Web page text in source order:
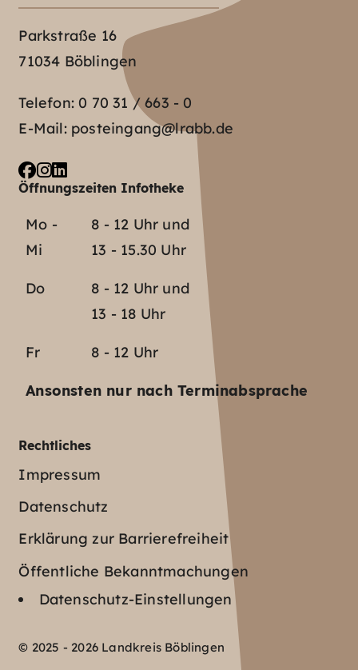
Parkstraße 16
71034 Böblingen
Telefon:0 70 31 / 663 - 0
E-Mail: posteingang@lrabb.de
Öffnungszeiten Infotheke
Mo -
Mi
8 - 12 Uhr und
13 - 15.30 Uhr
Do
8 - 12 Uhr und
13 - 18 Uhr
Fr 8 - 12 Uhr
Ansonsten nur nach Terminabsprache
Rechtliches
Impressum
Datenschutz
Erklärung zur Barrierefreiheit
Öffentliche Bekanntmachungen
Datenschutz-Einstellungen
© 2025 - 2026 Landkreis Böblingen